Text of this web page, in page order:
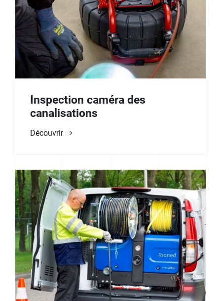
Inspection caméra des
canalisations
Découvrir